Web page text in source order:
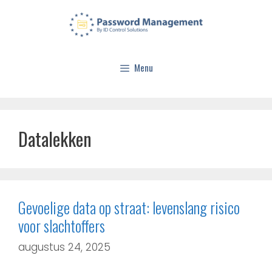
Menu
Datalekken
Gevoelige data op straat: levenslang risico
voor slachtoffers
augustus 24, 2025